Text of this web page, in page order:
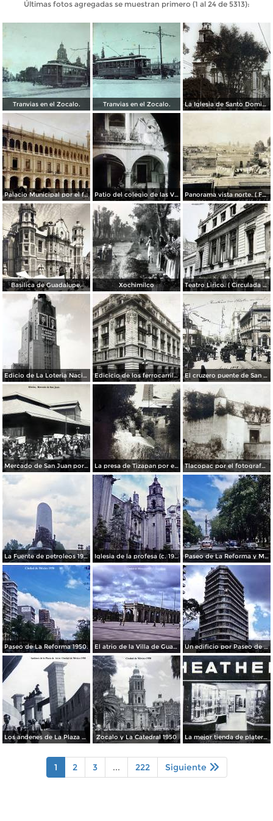
Últimas fotos agregadas se muestran primero (1 al 24 de 5313):
Tranvias en el Zocalo. Tranvias en el Zocalo. La Iglesia de Santo Domingo.
Palacio Municipal por el fotografo Hugo Brehme.. Patio del colegio de las Vizcainas por el fotografo Hugo Brehme. Panorama vista norte. ( Fechada el 20 de Junio de 1905 ).
Basilica de Guadalupe. Xochimilco Teatro Lirico. ( Circulada el 1 de Agosto de 1926 ).
Edicio de La Loteria Nacional Ciudad de México Abril de 1964 Edicicio de los ferrocarriles. El cruzero puente de San Francisco y Guardiola por el fotografo Felix Miret.
Mercado de San Juan por el fotografo Felix Miret La presa de Tizapan por el fotografo Fernando Kososky. ( Circulada el 22 de Diembre de 1910 ). Tlacopac por el fotografo Hugo Brehme.
La Fuente de petroleos 1950. Iglesia de la profesa (c. 1950) Paseo de La Reforma y Mto a La Independencia 1950
Paseo de La Reforma 1950. El atrio de la Villa de Guadalupe 1950. Un edificio por Paseo de La Reforma 1950
Los andenes de La Plaza de toros Ciudad de México 1950 Zocalo y La Catedral 1950 La mejor tienda de plateria.
1 2 3 ... 222 Siguiente